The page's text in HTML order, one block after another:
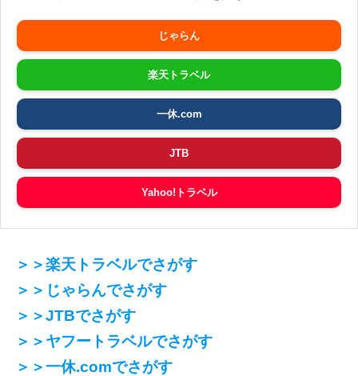
じゃらん
楽天トラベル
一休.com
JTB
Yahoo!トラベル
＞＞楽天トラベルでさがす
＞＞じゃらんでさがす
＞＞JTBでさがす
＞＞ヤフートラベルでさがす
＞＞一休.comでさがす